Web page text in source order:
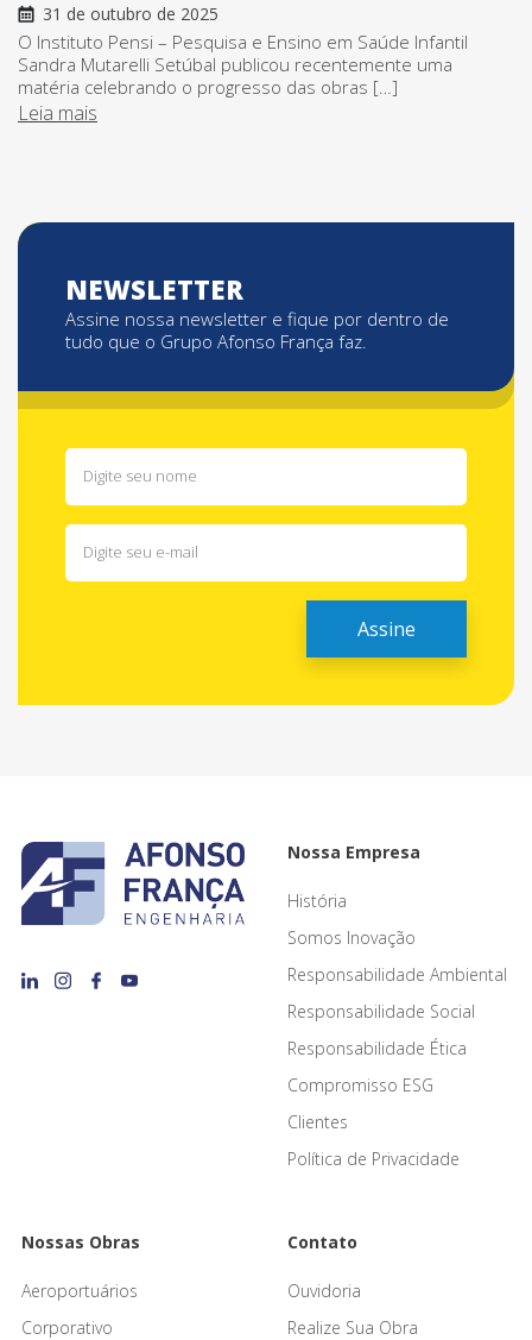
31 de outubro de 2025
O Instituto Pensi – Pesquisa e Ensino em Saúde Infantil
Sandra Mutarelli Setúbal publicou recentemente uma
matéria celebrando o progresso das obras […]
Leia mais
NEWSLETTER
Assine nossa newsletter e fique por dentro de
tudo que o Grupo Afonso França faz.
Nossa Empresa
História
Somos Inovação
Responsabilidade Ambiental
Responsabilidade Social
Responsabilidade Ética
Compromisso ESG
Clientes
Política de Privacidade
Nossas Obras
Aeroportuários
Corporativo
Contato
Ouvidoria
Realize Sua Obra